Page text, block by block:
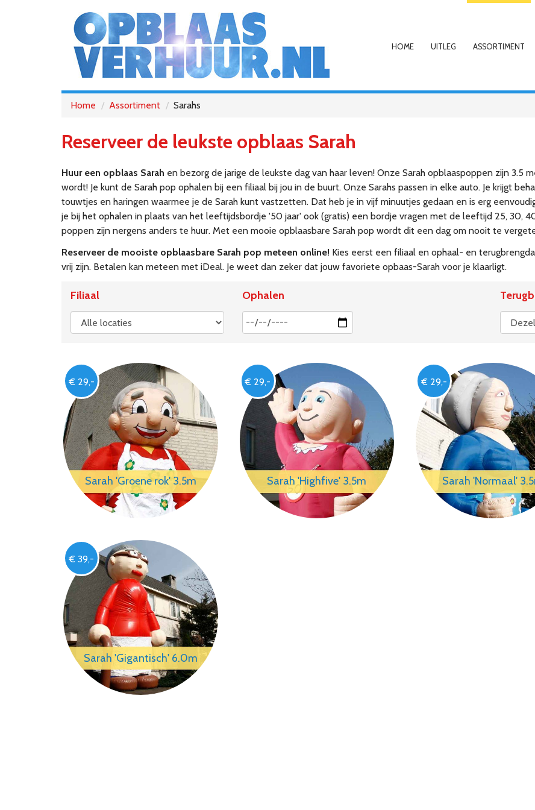
HOME UITLEG ASSORTIMENT
Home Assortiment Sarahs
Reserveer de leukste opblaas Sarah
Huur een opblaas Sarah en bezorg de jarige de leukste dag van haar leven! Onze Sarah opblaaspoppen zijn 3.5
wordt! Je kunt de Sarah pop ophalen bij een filiaal bij jou in de buurt. Onze Sarahs passen in elke auto. Je krijgt
touwtjes en haringen waarmee je de Sarah kunt vastzetten. Dat heb je in vijf minuutjes gedaan en is erg
je bij het ophalen in plaats van het leeftijdsbordje '50 jaar' ook (gratis) een bordje vragen met de leeftijd 25, 30,
poppen zijn nergens anders te huur. Met een mooie opblaasbare Sarah pop wordt dit een dag om nooit te
Reserveer de mooiste opblaasbare Sarah pop meteen online! Kies eerst een filiaal en ophaal- en
vrij zijn. Betalen kan meteen met iDeal. Je weet dan zeker dat jouw favoriete opbaas-Sarah voor je klaarligt.
Filiaal Ophalen
€ 29,-
Sarah 'Groene rok' 3.5m
€ 29,-
Sarah 'Highfive' 3.5m
€ 29,-
Sarah 'Normaal'
€ 39,-
Sarah 'Gigantisch' 6.0m